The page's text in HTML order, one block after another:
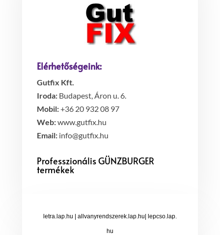
Elérhetőségeink:
Gutfix Kft.
Iroda:Budapest, Áron u. 6.
Mobil:+36 20 932 08 97
Web:www.gutfix.hu
Email: info@gutfix.hu
Professzionális GÜNZBURGER
termékek
letra.lap.hu allvanyrendszerek.lap.hu lepcso.lap.
hu